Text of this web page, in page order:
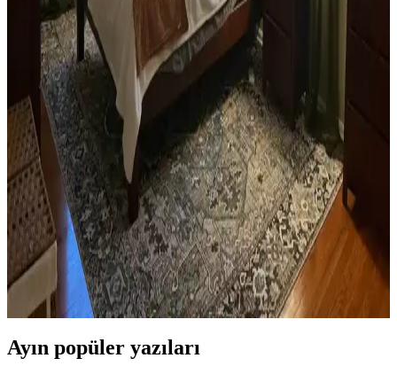
Yan sehpa boyamada renk seçimi, mobilya ve dekorasyon uyumu
açısından önemlidir. Koyu tonlar, sıcak renkler ve doğal ahşap
görünümü seçenekleriyle estetik sonuçlar elde edilir.
Ev Kütüphanesi Yenileme: Renk, Dekorasyon ve
Konforun Dengeli Buluşması
Ev kütüphanesi yenilemesinde renklerin rahatlatıcı etkisi, kişisel
dekoratif öğeler ve konforlu mobilyalar ön plandadır. Tavan boyama
ve raf düzeni mekânın atmosferini zenginleştirir.
Yatak Odası Düzeni ve Dekorasyonunda Doğru
Yerleşim ve Tasarım İpuçları
Yatak odasında doğru mobilya yerleşimi, renk uyumu, aydınlatma
ve kişisel dokunuşlarla mekanın fonksiyonelliği ve estetiği artırılır.
Bu ipuçlarıyla odanız daha dengeli ve sıcak bir hale gelir.
Ayın popüler yazıları